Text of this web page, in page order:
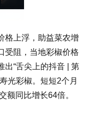
格上浮，助益菜农增
受阻，当地彩椒价格
出“舌尖上的抖音 | 第
光彩椒。短短2个月
额同比增长64倍。